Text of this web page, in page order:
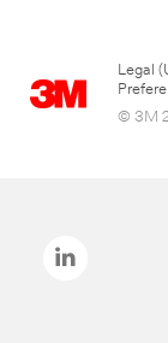
Legal
© 3M